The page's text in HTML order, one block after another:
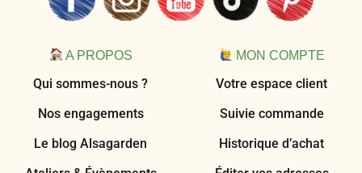
A PROPOS
Qui sommes-nous ?
Nos engagements
Le blog Alsagarden
MON COMPTE
Votre espace client
Suivie commande
Historique d’achat